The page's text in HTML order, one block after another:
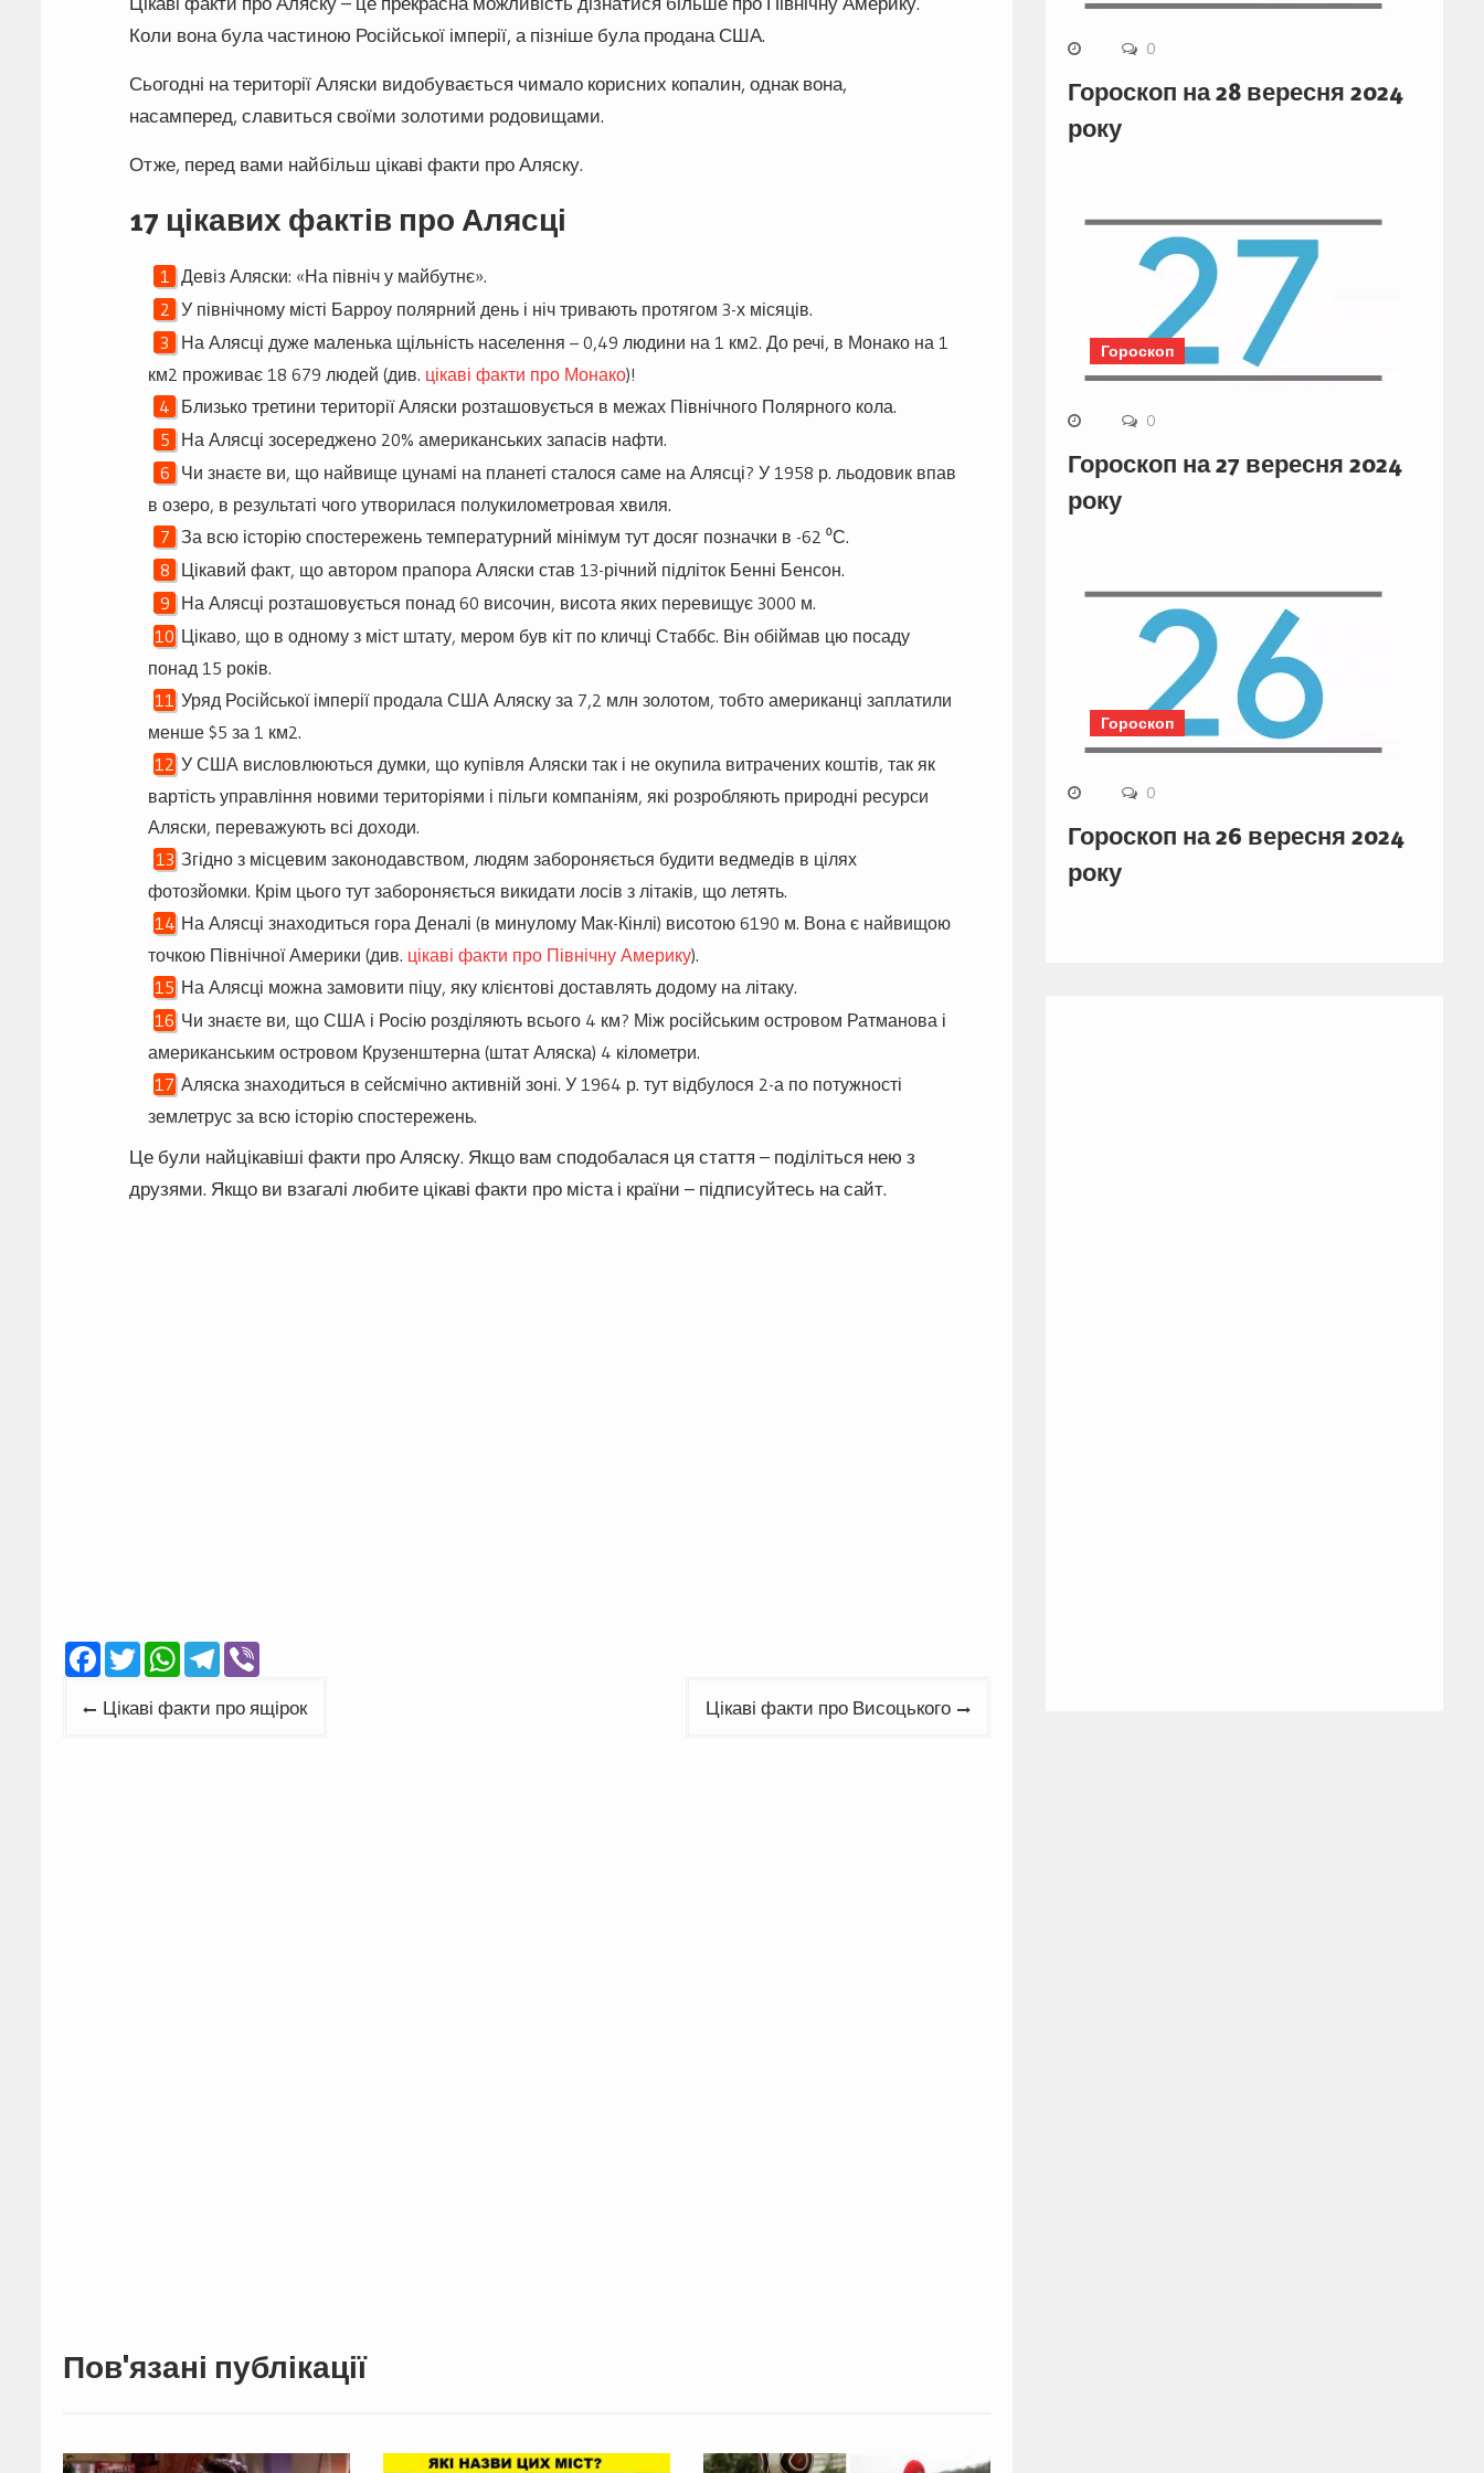
Коли вона була частиною Російської імперії, а пізніше була продана США.
Сьогодні на території Аляски видобувається чимало корисних копалин, однак вона,
насамперед, славиться своїми золотими родовищами.
Отже, перед вами найбільш цікаві факти про Аляску.
17 цікавих фактів про Алясці
Девіз Аляски: «На північ у майбутнє».
У північному місті Барроу полярний день і ніч тривають протягом 3-х місяців.
На Алясці дуже маленька щільність населення – 0,49 людини на 1 км2. До речі, в Монако на 1
км2 проживає 18 679 людей (див. цікаві факти про Монако)!
Близько третини території Аляски розташовується в межах Північного Полярного кола.
На Алясці зосереджено 20% американських запасів нафти.
Чи знаєте ви, що найвище цунамі на планеті сталося саме на Алясці? У 1958 р. льодовик впав
в озеро, в результаті чого утворилася полукилометровая хвиля.
За всю історію спостережень температурний мінімум тут досяг позначки в -62 ⁰С.
Цікавий факт, що автором прапора Аляски став 13-річний підліток Бенні Бенсон.
На Алясці розташовується понад 60 височин, висота яких перевищує 3000 м.
Цікаво, що в одному з міст штату, мером був кіт по кличці Стаббс. Він обіймав цю посаду
понад 15 років.
Уряд Російської імперії продала США Аляску за 7,2 млн золотом, тобто американці заплатили
менше $5 за 1 км2.
У США висловлюються думки, що купівля Аляски так і не окупила витрачених коштів, так як
вартість управління новими територіями і пільги компаніям, які розробляють природні ресурси
Аляски, переважують всі доходи.
Згідно з місцевим законодавством, людям забороняється будити ведмедів в цілях
фотозйомки. Крім цього тут забороняється викидати лосів з літаків, що летять.
На Алясці знаходиться гора Деналі (в минулому Мак-Кінлі) висотою 6190 м. Вона є найвищою
точкою Північної Америки (див. цікаві факти про Північну Америку).
На Алясці можна замовити піцу, яку клієнтові доставлять додому на літаку.
Чи знаєте ви, що США і Росію розділяють всього 4 км? Між російським островом Ратманова і
американським островом Крузенштерна (штат Аляска) 4 кілометри.
Аляска знаходиться в сейсмічно активній зоні. У 1964 р. тут відбулося 2-а по потужності
землетрус за всю історію спостережень.
Це були найцікавіші факти про Аляску. Якщо вам сподобалася ця стаття – поділіться нею з
друзями. Якщо ви взагалі любите цікаві факти про міста і країни – підписуйтесь на сайт.
Facebook
TwitterWhatsApp
Telegram
Навігація
Цікаві факти про ящірок Цікаві факти про Висоцького
Пов'язані публікації
0
Гороскоп на 28 вересня 2024
року
Гороскоп
0
Гороскоп на 27 вересня 2024
року
Гороскоп
0
Гороскоп на 26 вересня 2024
року